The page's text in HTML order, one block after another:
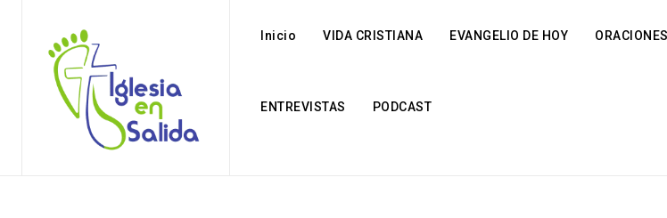
Inicio VIDA CRISTIANA EVANGELIO DE HOY ORACIONES
ENTREVISTAS PODCAST